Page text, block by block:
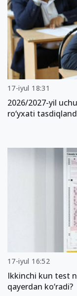
17-iyul 18:31
2026/2027-yil
ro‘yxati
17-iyul 16:52
Ikkinchi kun test
qayerdan ko‘radi?